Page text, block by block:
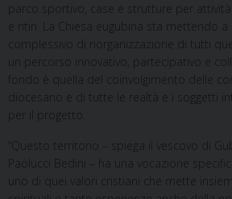
parco sportivo, case e strutture per attività
e ritiri. La Chiesa eugubina sta mettendo a
complessivo di riorganizzazione di tutti
un percorso innovativo, partecipativo e
fondo è quella del coinvolgimento delle
diocesano e di tutte le realtà e i soggetti
per il progetto.
“Questo territorio – spiega il vescovo di
Paolucci Bedini – ha una vocazione
uno di quei valori cristiani che mette